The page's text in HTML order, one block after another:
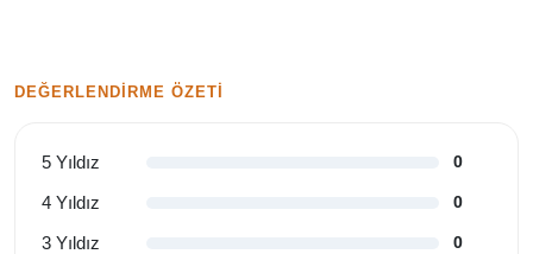
DEĞERLENDIRME ÖZETI
5 Yıldız 0
4 Yıldız 0
3 Yıldız 0